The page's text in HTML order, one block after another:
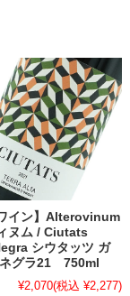
イン】Alterovinum
ヌム / Ciutats
シウタッツ ガ
グラ21 750ml
¥2,070(税込 ¥2,277)